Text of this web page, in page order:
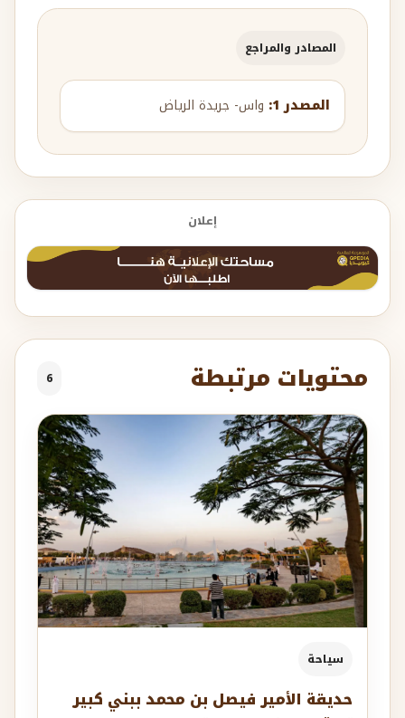
المصادر والمراجع
المصدر 1: واس- جريدة الرياض
إعلان
محتويات مرتبطة 6
سياحة
حديقة الأمير فيصل بن محمد ببني كبير